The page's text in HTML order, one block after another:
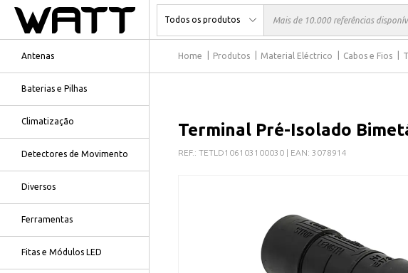
Antenas
Baterias e Pilhas
Climatização
Detectores de Movimento
Diversos
Ferramentas
Fitas e Módulos LED
Home Produtos Material Eléctrico Cabos e Fios
Terminal Pré-Isolado
REF.: TETLD106103100030 | EAN: 3078914